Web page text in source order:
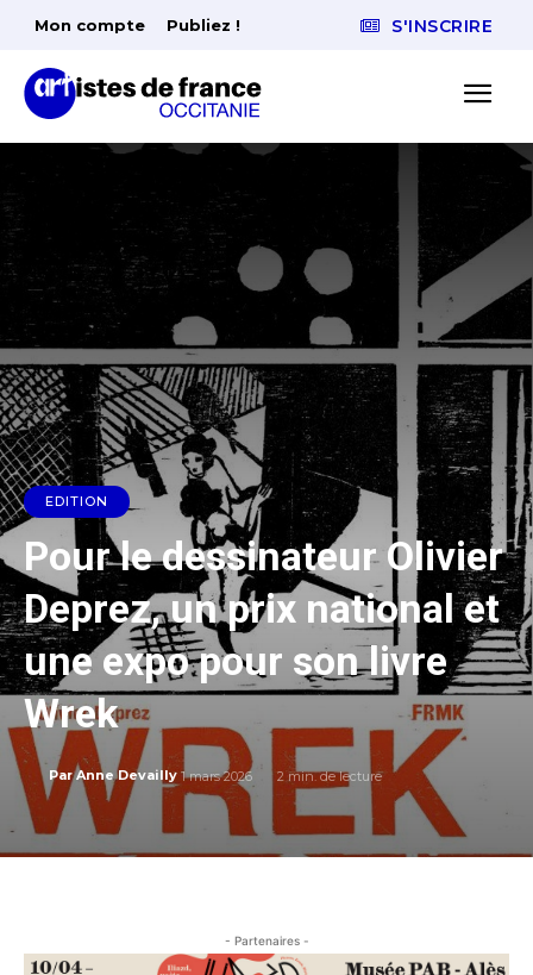
Mon compte Publiez ! S'INSCRIRE
EDITION
Pour le dessinateur Olivier
Deprez, un prix national et
une expo pour son livre
Wrek
Par Anne Devailly 1 mars 2026 2 min. de lecture
- Partenaires -